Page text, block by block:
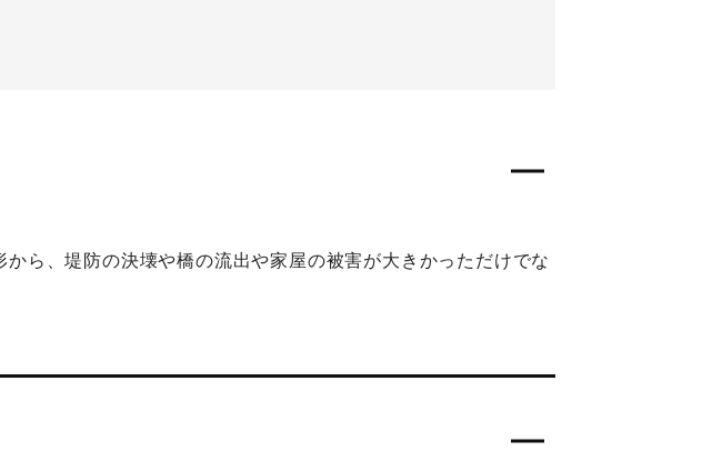
ら、堤防の決壊や橋の流出や家屋の被害が大きかっただけでな